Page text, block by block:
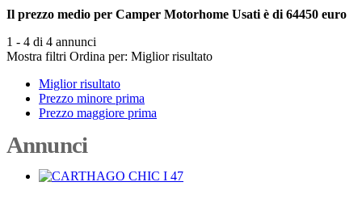
Il prezzo medio per Camper Motorhome Usati è di 64450 euro
1 - 4 di 4 annunci
Mostra filtri Ordina per: Miglior risultato
Miglior risultato
Prezzo minore prima
Prezzo maggiore prima
Annunci